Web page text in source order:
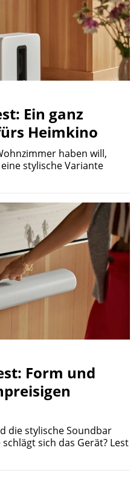
Ein ganz
Heimkino
haben will,
stylische Variante
Form und
die stylische Soundbar
sich das Gerät? Lest